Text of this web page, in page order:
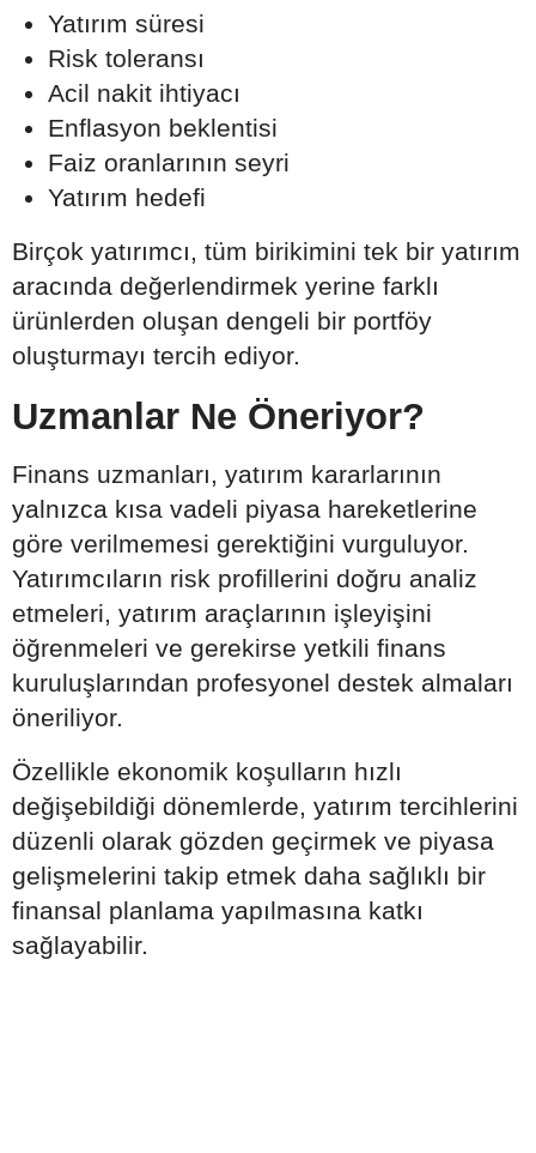
Yatırım süresi
Risk toleransı
Acil nakit ihtiyacı
Enflasyon beklentisi
Faiz oranlarının seyri
Yatırım hedefi
Birçok yatırımcı, tüm birikimini tek bir yatırım
aracında değerlendirmek yerine farklı
ürünlerden oluşan dengeli bir portföy
oluşturmayı tercih ediyor.
Uzmanlar Ne Öneriyor?
Finans uzmanları, yatırım kararlarının
yalnızca kısa vadeli piyasa hareketlerine
göre verilmemesi gerektiğini vurguluyor.
Yatırımcıların risk profillerini doğru analiz
etmeleri, yatırım araçlarının işleyişini
öğrenmeleri ve gerekirse yetkili finans
kuruluşlarından profesyonel destek almaları
öneriliyor.
Özellikle ekonomik koşulların hızlı
değişebildiği dönemlerde, yatırım tercihlerini
düzenli olarak gözden geçirmek ve piyasa
gelişmelerini takip etmek daha sağlıklı bir
finansal planlama yapılmasına katkı
sağlayabilir.